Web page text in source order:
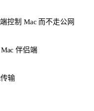
控制 Mac 而不走公网
伴侣端
输